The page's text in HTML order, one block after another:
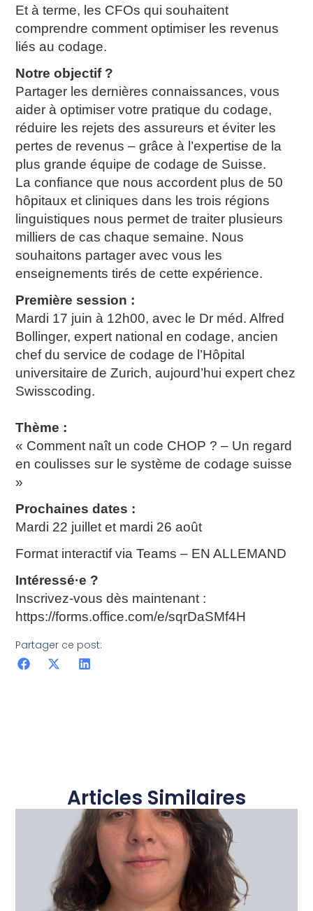
Et à terme, les CFOs qui souhaitent
comprendre comment optimiser les revenus
liés au codage.
Notre objectif ?
Partager les dernières connaissances, vous
aider à optimiser votre pratique du codage,
réduire les rejets des assureurs et éviter les
pertes de revenus – grâce à l’expertise de la
plus grande équipe de codage de Suisse.
La confiance que nous accordent plus de 50
hôpitaux et cliniques dans les trois régions
linguistiques nous permet de traiter plusieurs
milliers de cas chaque semaine. Nous
souhaitons partager avec vous les
enseignements tirés de cette expérience.
Première session :
Mardi 17 juin à 12h00, avec le Dr méd. Alfred
Bollinger, expert national en codage, ancien
chef du service de codage de l’Hôpital
universitaire de Zurich, aujourd’hui expert chez
Swisscoding.
Thème :
« Comment naît un code CHOP ? – Un regard
en coulisses sur le système de codage suisse
»
Prochaines dates :
Mardi 22 juillet et mardi 26 août
Format interactif via Teams – EN ALLEMAND
Intéressé·e ?
Inscrivez-vous dès maintenant :
https://forms.office.com/e/sqrDaSMf4H
Partager ce post:
Articles Similaires